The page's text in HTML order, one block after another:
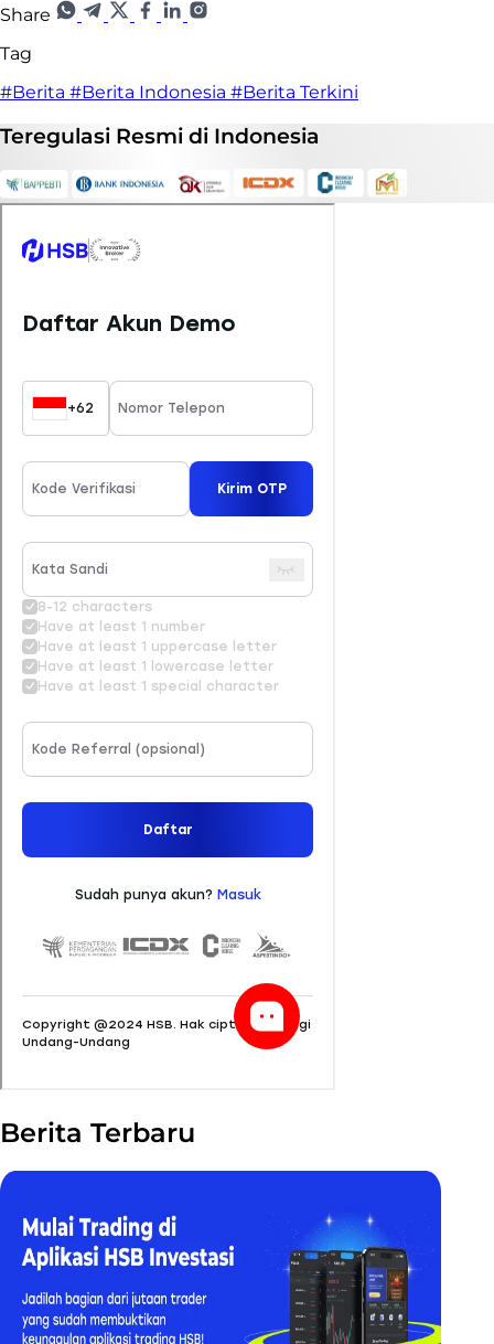
Share
Tag
#Berita #Berita Indonesia #Berita Terkini
Teregulasi Resmi di Indonesia
Berita Terbaru